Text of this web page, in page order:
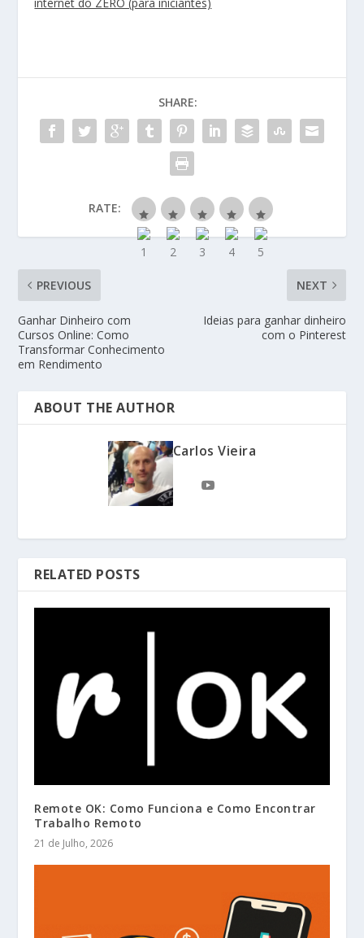
SHARE:
RATE:
PREVIOUS
Ganhar Dinheiro com
Cursos Online: Como
Transformar Conhecimento
em Rendimento
NEXT
Ideias para ganhar dinheiro
com o Pinterest
ABOUT THE AUTHOR
Carlos Vieira
RELATED POSTS
Remote OK: Como Funciona e Como Encontrar
Trabalho Remoto
21 de Julho, 2026